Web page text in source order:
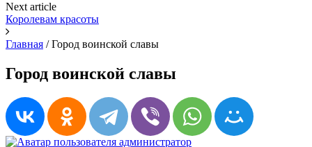
Next article
Королевам красоты
Главная /Город воинской славы
Город воинской славы